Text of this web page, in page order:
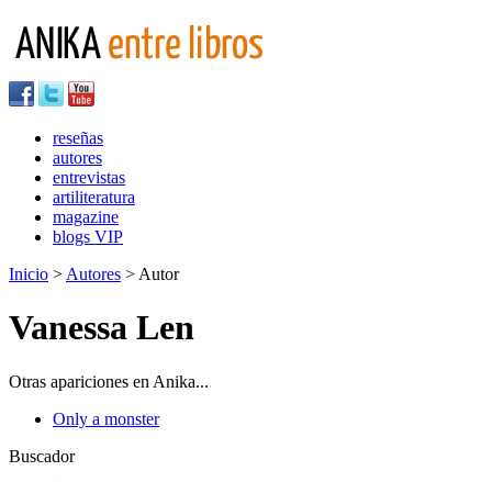
reseñas
autores
entrevistas
artiliteratura
magazine
blogs VIP
Inicio > Autores > Autor
Vanessa Len
Otras apariciones en Anika...
Only a monster
Buscador